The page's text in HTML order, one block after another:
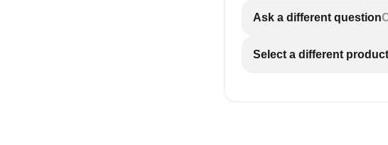
Ask a different question
Select a different product